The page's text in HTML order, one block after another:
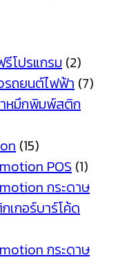
โปรแกรม (2)
รถยนต์ไฟฟ้า (7)
หมึกพิมพ์สติก
(15)
POS (1)
กระดาษ
เกอร์บาร์โค้ด
กระดาษ